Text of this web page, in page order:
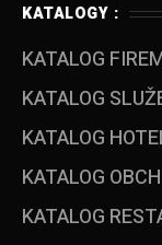
KATALOGY :
KATALOG
KATALOG
KATALOG
KATALOG
KATALOG